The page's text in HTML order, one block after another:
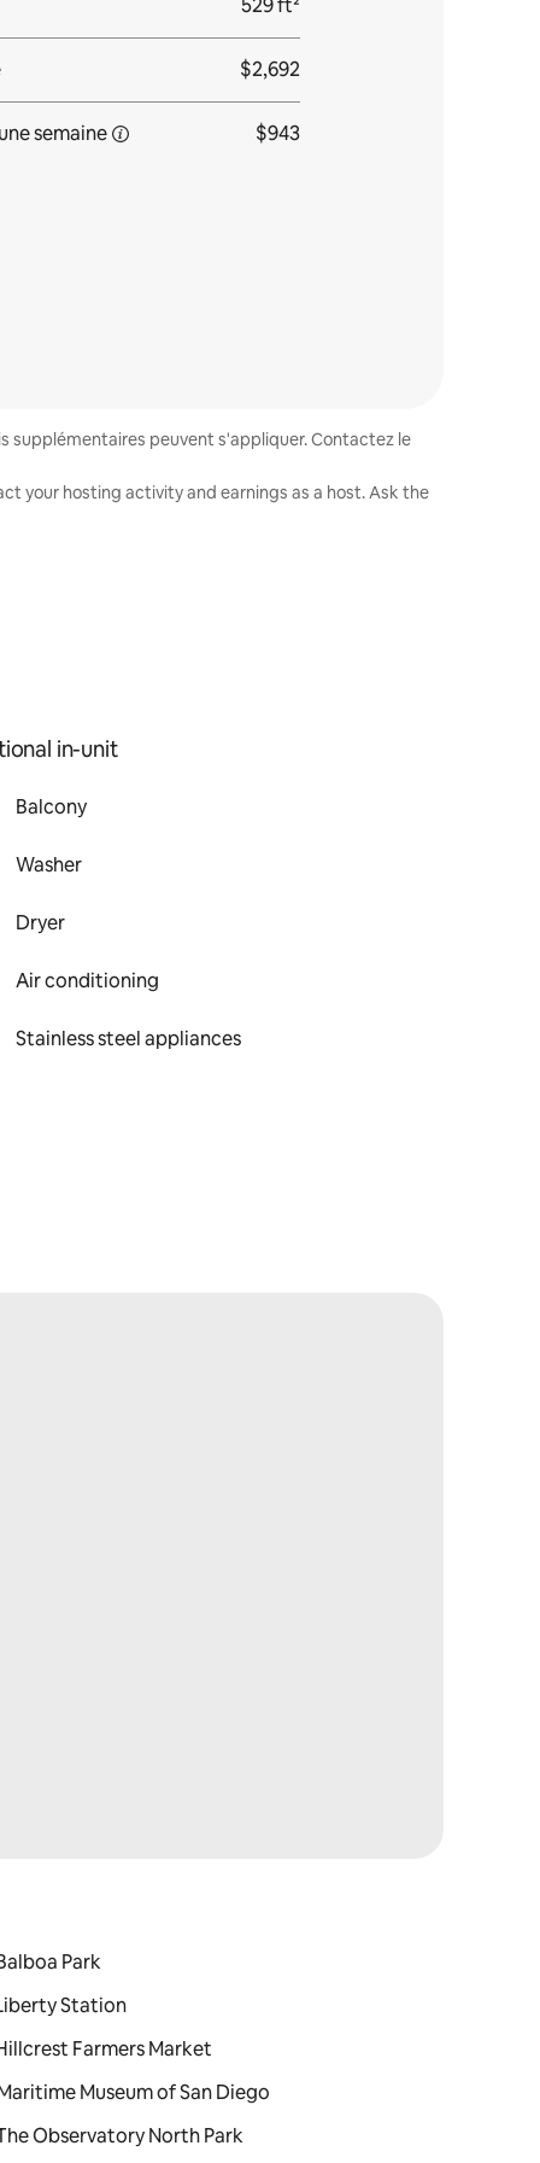
$2,692
semaine $943
supplémentaires peuvent s'appliquer. Contactez le
your hosting activity and earnings as a host. Ask the
in-unit
Balcony
Washer
Dryer
Air conditioning
Stainless steel appliances
Park
Station
Farmers Market
Museum of San Diego
Observatory North Park